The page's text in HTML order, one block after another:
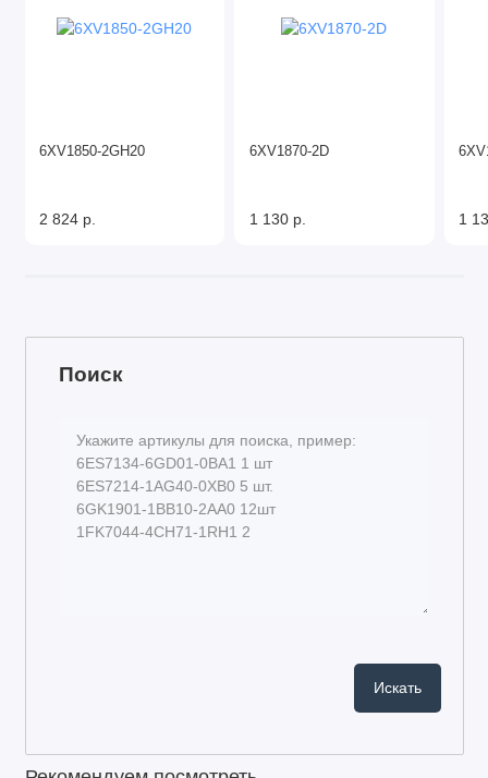
6XV1850-2GH20
2 824 р.
6XV1870-2D
1 130 р. 1
Поиск